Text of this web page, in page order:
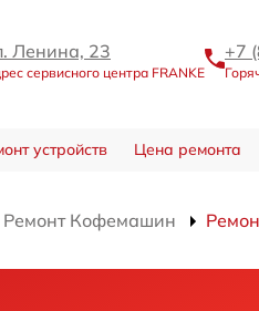
Ленина, 23
сервисного центра FRANKE
+7
устройств Цена ремонта
Ремонт Кофемашин